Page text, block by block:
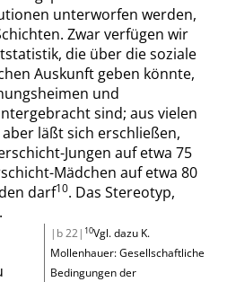
unterworfen werden,
Zwar verfügen wir
die über die soziale
Auskunft geben könnte,
und
sind; aus vielen
läßt sich erschließen,
Jungen aufetwa 75
Mädchen aufetwa 80
darf10
|b 22| 10Vgl. dazu K.
Mollenhauer: Gesellschaftliche
Bedingungen der
. Das Stereotyp,